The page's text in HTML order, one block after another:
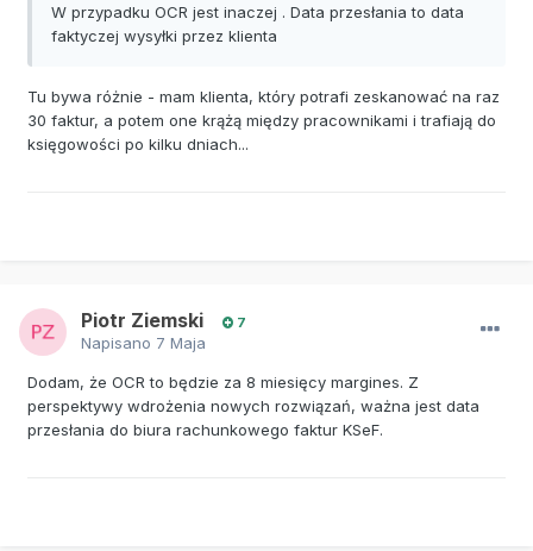
W przypadku OCR jest inaczej . Data przesłania to data
faktyczej wysyłki przez klienta
Tu bywa różnie - mam klienta, który potrafi zeskanować na raz
30 faktur, a potem one krążą między pracownikami i trafiają do
księgowości po kilku dniach...
Piotr Ziemski 7
Napisano 7 Maja
Dodam, że OCR to będzie za 8 miesięcy margines. Z
perspektywy wdrożenia nowych rozwiązań, ważna jest data
przesłania do biura rachunkowego faktur KSeF.